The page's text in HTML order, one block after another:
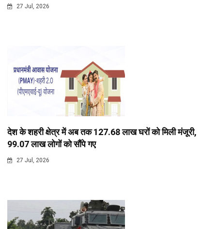
27 Jul, 2026
देश के शहरी क्षेत्र में अब तक 127.68 लाख घरों को मिली मंजूरी,
99.07 लाख लोगों को सौंपे गए
27 Jul, 2026